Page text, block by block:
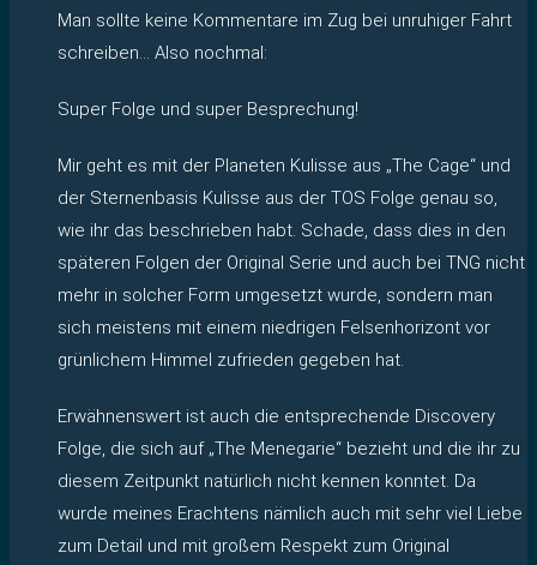
Man sollte keine Kommentare im Zug bei unruhiger Fahrt
schreiben… Also nochmal:
Super Folge und super Besprechung!
Mir geht es mit der Planeten Kulisse aus „The Cage“ und
der Sternenbasis Kulisse aus der TOS Folge genau so,
wie ihr das beschrieben habt. Schade, dass dies in den
späteren Folgen der Original Serie und auch bei TNG nicht
mehr in solcher Form umgesetzt wurde, sondern man
sich meistens mit einem niedrigen Felsenhorizont vor
grünlichem Himmel zufrieden gegeben hat.
Erwähnenswert ist auch die entsprechende Discovery
Folge, die sich auf „The Menegarie“ bezieht und die ihr zu
diesem Zeitpunkt natürlich nicht kennen konntet. Da
wurde meines Erachtens nämlich auch mit sehr viel Liebe
zum Detail und mit großem Respekt zum Original